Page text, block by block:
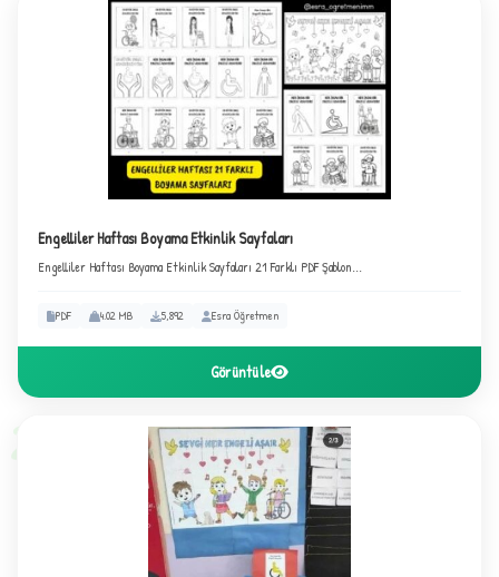
Engelliler Haftası Boyama Etkinlik Sayfaları
Engelliler Haftası Boyama Etkinlik Sayfaları 21 Farklı PDF Şablon...
PDF 4.02 MB 5,892 Esra Öğretmen
Görüntüle
2
★